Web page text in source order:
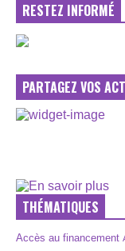
RESTEZ INFORMÉ
PARTAGEZ VOS
THÉMATIQUES
Accès au financement